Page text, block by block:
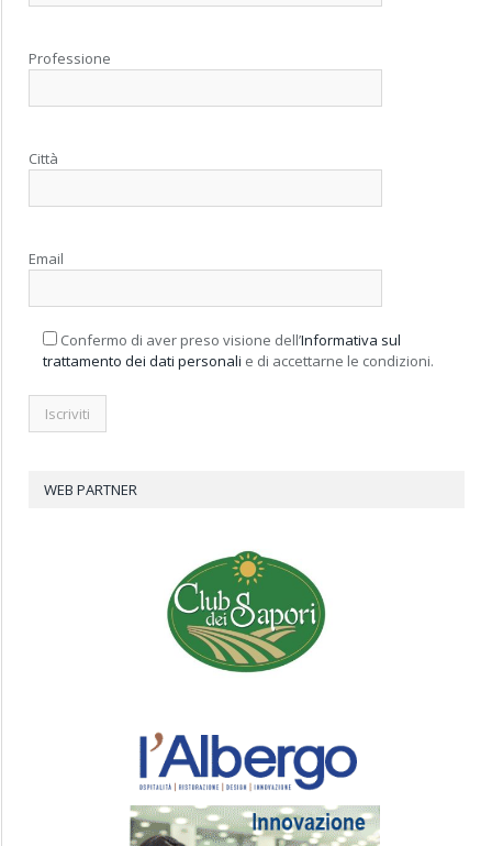
Professione
Città
Email
Confermo di aver preso visione dell’Informativa sul
trattamento dei dati personali e di accettarne le condizioni.
WEB PARTNER